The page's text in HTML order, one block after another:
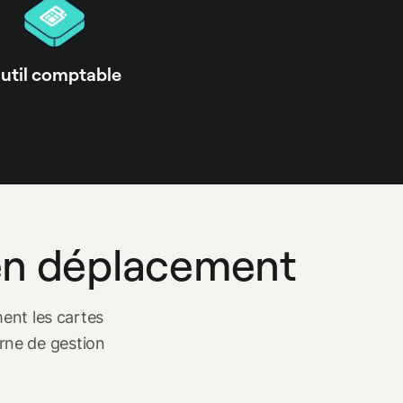
comptable
déplacement
les cartes
de gestion